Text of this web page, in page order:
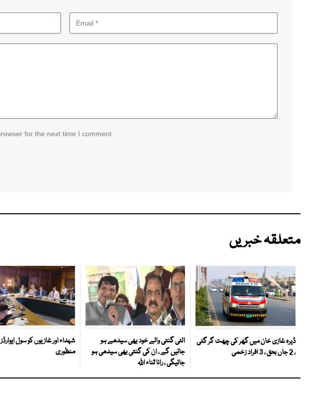
for the next time I comment.
متعلقہ خبریں
ڈیرہ غازی خان میں گھر کی چھت گر گئی
، 2 جاں بحق ، 3 افراد زخمی
الٹی گنتی والے خود بھی سیدھے ہو
جائیں گے ، ان کی گنتی بھی سیدھی ہو
جائیگی ، رانا ثناء اللہ
شہداء اور غازیوں کو سول
منظوری